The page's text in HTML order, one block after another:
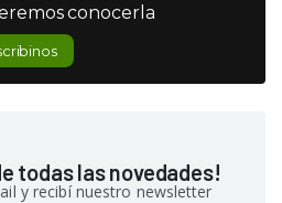
conocerla
todas las novedades!
y recibí nuestro newsletter